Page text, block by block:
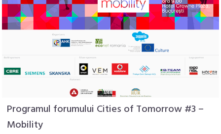
Programul forumului Cities of Tomorrow #3 –
Mobility